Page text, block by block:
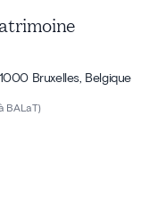
Bruxelles, Belgique
BALaT)